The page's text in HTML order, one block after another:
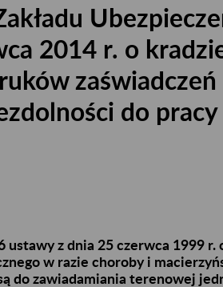
2014 r. o
do pracy
ustawy z dnia 25 czerwca 1999
w razie choroby i
do zawiadamiania terenowej